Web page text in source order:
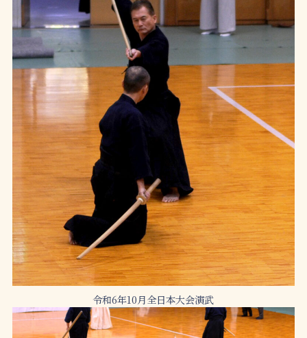
令和6年10月全日本大会演武